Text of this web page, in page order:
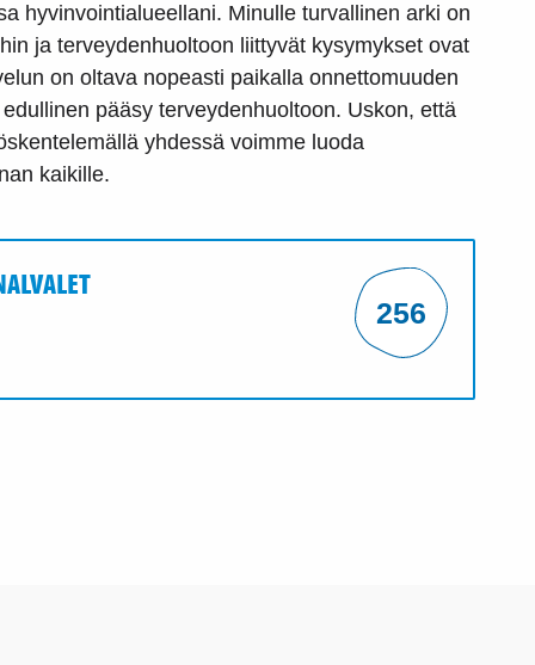
hyvinvointialueellani. Minulle turvallinen arki on
ja terveydenhuoltoon liittyvät kysymykset ovat
on oltava nopeasti paikalla onnettomuuden
pääsy terveydenhuoltoon. Uskon, että
yhdessä voimme luoda
kaikille.
256